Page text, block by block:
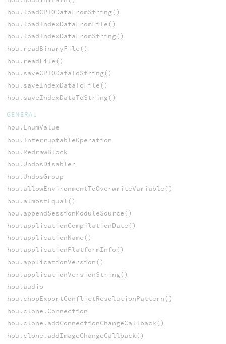
hou.loadCPIODataFromString()
hou.loadIndexDataFromFile()
hou.loadIndexDataFromString()
hou.readBinaryFile()
hou.readFile()
hou.saveCPIODataToString()
hou.saveIndexDataToFile()
hou.saveIndexDataToString()
GENERAL
hou.EnumValue
hou.InterruptableOperation
hou.RedrawBlock
hou.UndosDisabler
hou.UndosGroup
hou.allowEnvironmentToOverwriteVariable()
hou.almostEqual()
hou.appendSessionModuleSource()
hou.applicationCompilationDate()
hou.applicationName()
hou.applicationPlatformInfo()
hou.applicationVersion()
hou.applicationVersionString()
hou.audio
hou.chopExportConflictResolutionPattern()
hou.clone.Connection
hou.clone.addConnectionChangeCallback()
hou.clone.addImageChangeCallback()